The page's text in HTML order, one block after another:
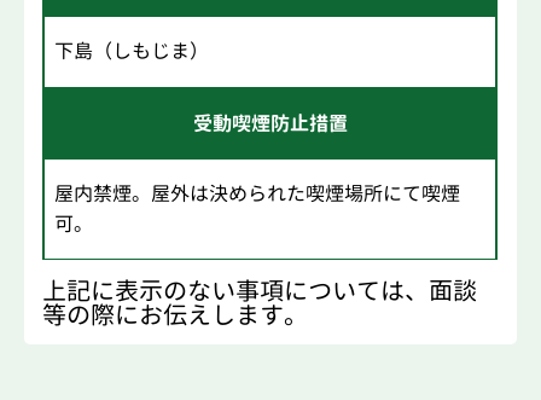
下島（しもじま）
受動喫煙防止措置
屋内禁煙。屋外は決められた喫煙場所にて喫煙
可。
上記に表示のない事項については、面談
等の際にお伝えします。